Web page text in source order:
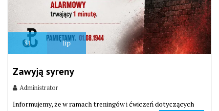
31 lip
Zawyją syreny
Administrator
Informujemy, że w ramach treningów i ćwiczeń dotyczących